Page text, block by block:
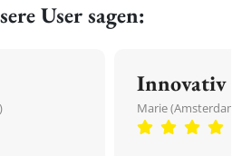
User sagen:
Innovativ
Marie